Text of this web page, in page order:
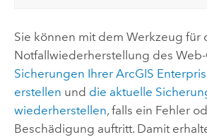
Sie können mit dem Werkzeug für
Notfallwiederherstellung des Web-
Sicherungen Ihrer ArcGIS
erstellen und die aktuelle
wiederherstellen, falls ein Fehler
Beschädigung auftritt. Damit